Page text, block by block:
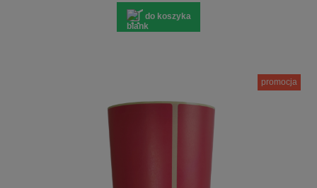
do koszyka
promocja